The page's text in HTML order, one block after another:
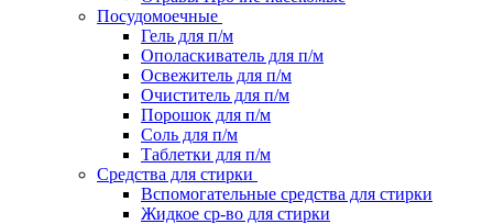
Посудомоечные
Гель для п/м
Ополаскиватель для п/м
Освежитель для п/м
Очиститель для п/м
Порошок для п/м
Соль для п/м
Таблетки для п/м
Средства для стирки
Вспомогательные средства для стирки
Жидкое ср-во для стирки